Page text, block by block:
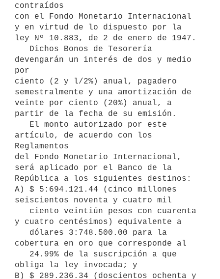
contraídos
con el Fondo Monetario Internacional
y en virtud de lo dispuesto por la
ley Nº 10.883, de 2 de enero de 1947.
devengarán un interés de dos y medio
por
ciento (2 y l/2%) anual, pagadero
semestralmente y una amortización de
veinte por ciento (20%) anual, a
partir de la fecha de su emisión.
artículo, de acuerdo con los
Reglamentos
del Fondo Monetario Internacional,
será aplicado por el Banco de la
República a los siguientes destinos:
A) $ 5:694.121.44 (cinco millones
seiscientos noventa y cuatro mil
y cuatro centésimos) equivalente a
cobertura en oro que corresponde al
obliga la ley invocada; y
B) $ 289.236.34 (doscientos ochenta y